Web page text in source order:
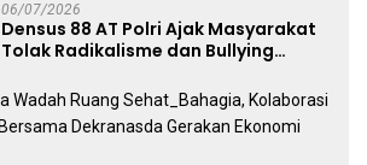
06/07/2026
Densus 88 AT Polri Ajak Masyarakat
Tolak Radikalisme dan Bullying
Free Day Makassar